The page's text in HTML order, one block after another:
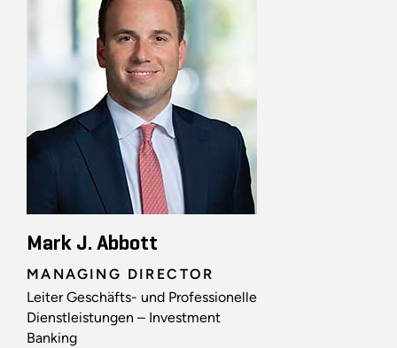
Mark J. Abbott
MANAGING DIRECTOR
Leiter Geschäfts- und Professionelle
Dienstleistungen – Investment
Banking